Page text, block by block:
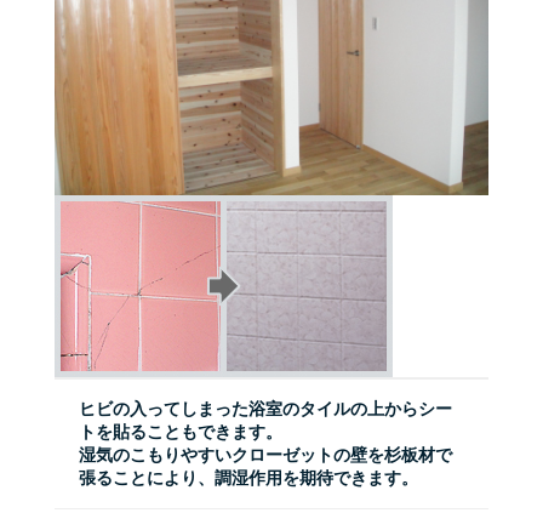
ヒビの入ってしまった浴室のタイルの上からシー
トを貼ることもできます。
湿気のこもりやすいクローゼットの壁を杉板材で
張ることにより、調湿作用を期待できます。